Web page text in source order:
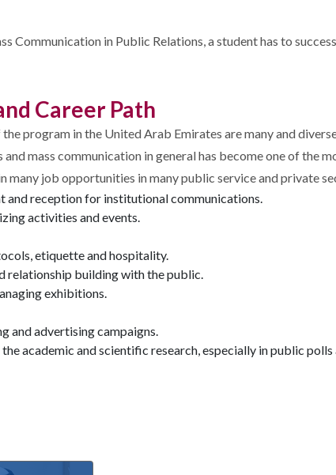
Communication in Public Relations, a student has to
Career Path
program in the United Arab Emirates are many and
mass communication in general has become one of the
many job opportunities in many public service and private
and reception for institutional communications.
activities and events.
etiquette and hospitality.
relationship building with the public.
exhibitions.
and advertising campaigns.
academic and scientific research, especially in public polls